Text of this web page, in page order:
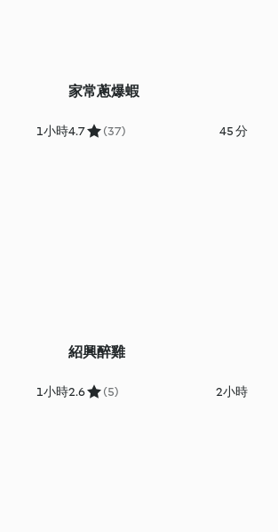
1小時
家常蔥爆蝦
4.7 (37) 45 分
1小時
紹興醉雞
2.6 (5) 2小時